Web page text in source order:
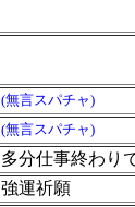
(無言スパチャ)
(無言スパチャ)
多分仕事終わり
強運祈願